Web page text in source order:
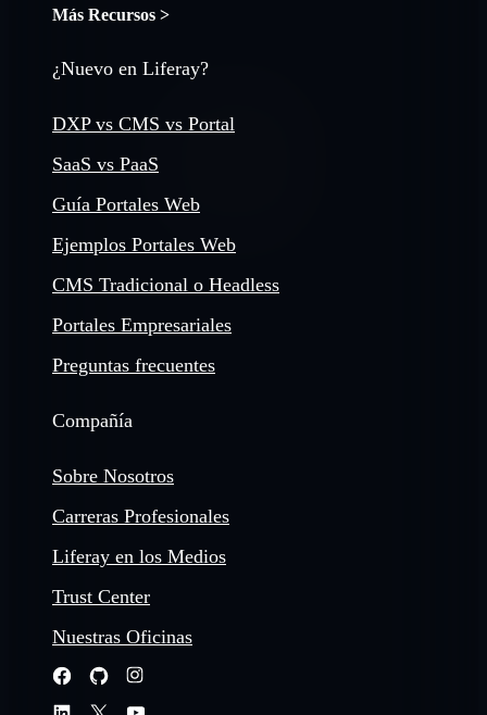
Más Recursos >
¿Nuevo en Liferay?
DXP vs CMS vs Portal
SaaS vs PaaS
Guía Portales Web
Ejemplos Portales Web
CMS Tradicional o Headless
Portales Empresariales
Preguntas frecuentes
Compañía
Sobre Nosotros
Carreras Profesionales
Liferay en los Medios
Trust Center
Nuestras Oficinas